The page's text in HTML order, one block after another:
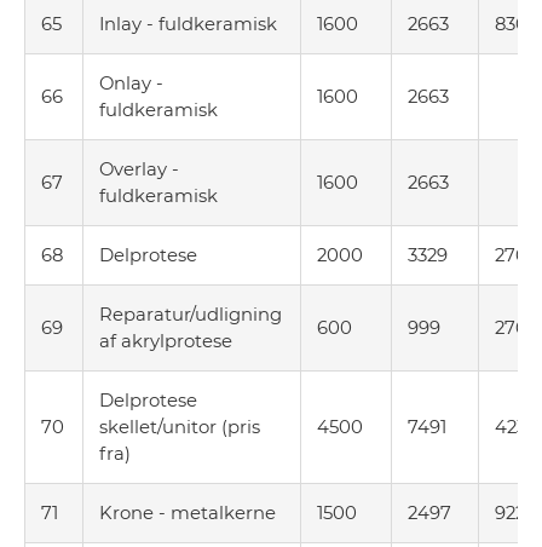
65 Inlay - fuldkeramisk 1600 2663 830
66
Onlay -
fuldkeramisk
1600 2663
67
Overlay -
fuldkeramisk
1600 2663
68 Delprotese 2000 3329 2767
69
Reparatur/udligning
af akrylprotese
600 999 2767
70
Delprotese
skellet/unitor (pris
fra)
4500 7491 4235
71 Krone - metalkerne 1500 2497 922